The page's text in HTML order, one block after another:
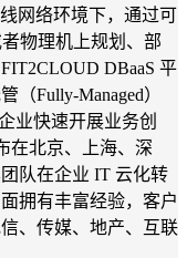
网络环境下，通过可
者物理机上规划、部
DBaaS 平
Fully-Managed）
业快速开展业务创
在北京、上海、深
队在企业 IT 云化转
拥有丰富经验，客户
、传媒、地产、互联